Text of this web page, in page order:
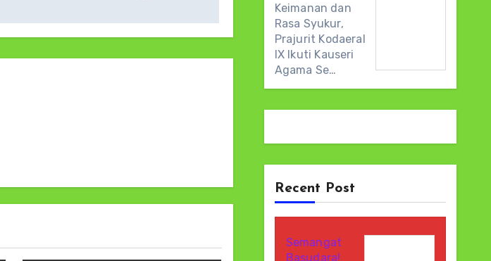
Keimanan dan
Rasa Syukur,
Prajurit Kodaeral
IX Ikuti Kauseri
Agama Se…
Recent Post
Semangat
Basudara!